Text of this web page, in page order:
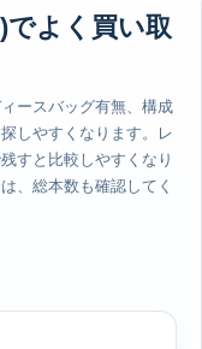
よく買い取
ースバッグ有無、構成
しやすくなります。レ
すと比較しやすくなり
、総本数も確認してく